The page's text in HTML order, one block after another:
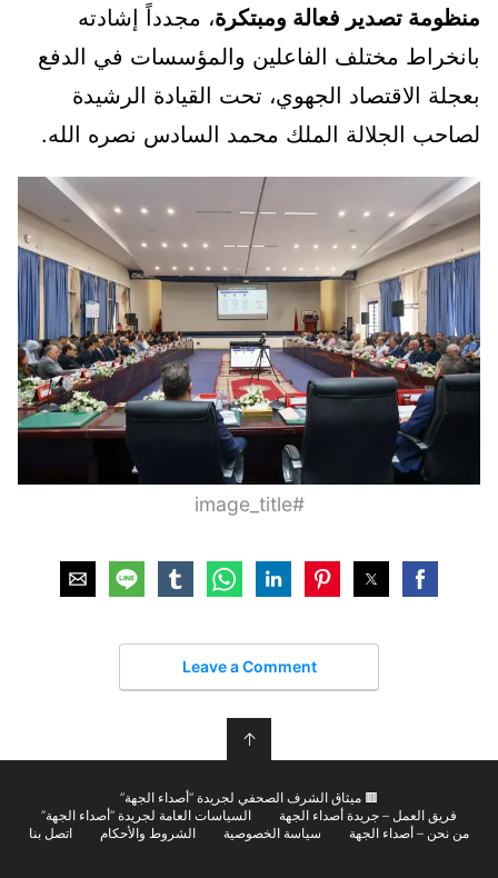
منظومة تصدير فعالة ومبتكرة، مجدداً إشادته
بانخراط مختلف الفاعلين والمؤسسات في الدفع
بعجلة الاقتصاد الجهوي، تحت القيادة الرشيدة
لصاحب الجلالة الملك محمد السادس نصره الله.
#image_title
Leave a Comment
↑
🟫 ميثاق الشرف الصحفي لجريدة “أصداء الجهة”
فريق العمل – جريدة أصداء الجهة
السياسات العامة لجريدة “أصداء الجهة”
من نحن – أصداء الجهة
سياسة الخصوصية الشروط والأحكام اتصل بنا